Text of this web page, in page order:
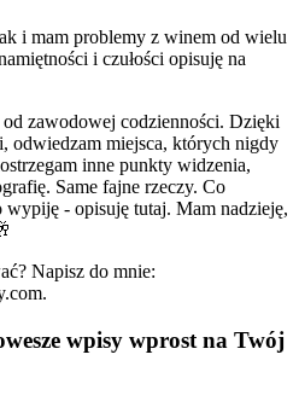
i mam problemy z winem od wielu
i czułości opisuję na
zawodowej codzienności. Dzięki
odwiedzam miejsca, których nigdy
inne punkty widzenia,
Same fajne rzeczy. Co
wypiję - opisuję tutaj. Mam nadzieję,
Napisz do mnie:
wpisy wprost na Twój